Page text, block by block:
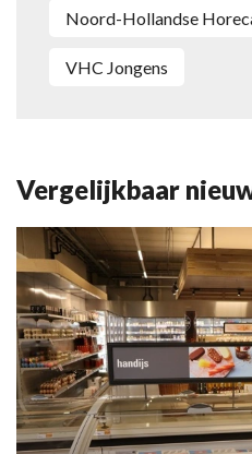
Noord-Hollandse
VHC Jongens
Vergelijkbaar